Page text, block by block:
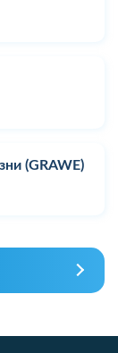
(GRAWE)